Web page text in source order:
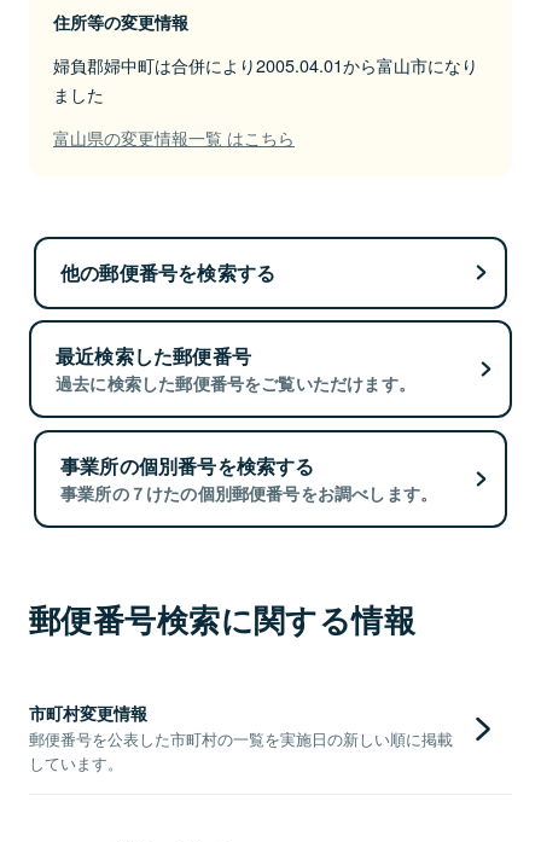
住所等の変更情報
婦負郡婦中町は合併により2005.04.01から富山市になり
ました
富山県の変更情報一覧 はこちら
他の郵便番号を検索する
最近検索した郵便番号
過去に検索した郵便番号をご覧いただけます。
事業所の個別番号を検索する
事業所の７けたの個別郵便番号をお調べします。
郵便番号検索に関する情報
市町村変更情報
郵便番号を公表した市町村の一覧を実施日の新しい順に掲載
しています。